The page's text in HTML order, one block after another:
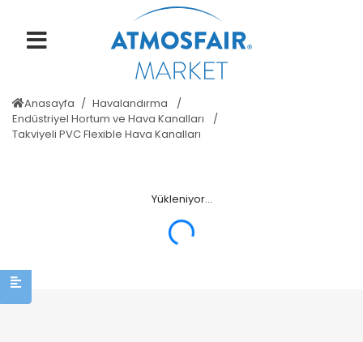
Anasayfa
Havalandırma
Endüstriyel Hortum ve Hava Kanalları
Takviyeli PVC Flexible Hava Kanalları
Yükleniyor...